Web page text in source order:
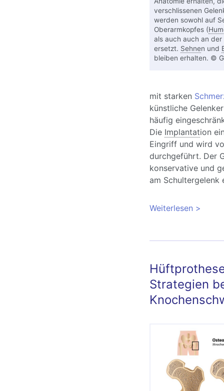
verschlissenen
werden sowohl auf
Oberarmkopfes (
als auch auch an der
ersetzt. Sehnen und
bleiben erhalten. ©
mit starken
künstliche
häufig
Die Implantation
Eingriff und wird
durchgeführt. Der
konservative und
am Schultergelenk
Weiterlesen über
Strategien